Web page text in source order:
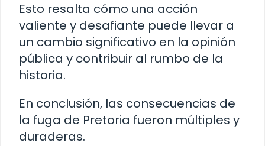
Esto resalta cómo una acción
valiente y desafiante puede llevar a
un cambio significativo en la opinión
pública y contribuir al rumbo de la
historia.
En conclusión, las consecuencias de
la fuga de Pretoria fueron múltiples y
duraderas.